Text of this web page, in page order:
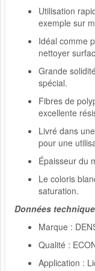
Utilisation
exemple sur
Idéal comme
nettoyer
Grande
spécial.
Fibres de
excellente
Livré dans
pour une
Épaisseur du
Le coloris
saturation.
Données
Marque :
Qualité :
Application :